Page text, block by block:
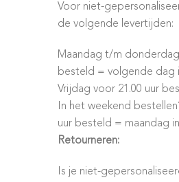
Voor niet-
de volgende levertijden:
Maandag t/m
besteld = volgende dag
Vrijdag voor 21.00 uur
In het weekend
uur besteld = maandag in
Retourneren:
Is je niet-